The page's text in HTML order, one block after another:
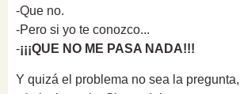
-Que no.
-Pero si yo te conozco...
-¡¡¡QUE NO ME PASA NADA!!!
Y quizá el problema no sea la